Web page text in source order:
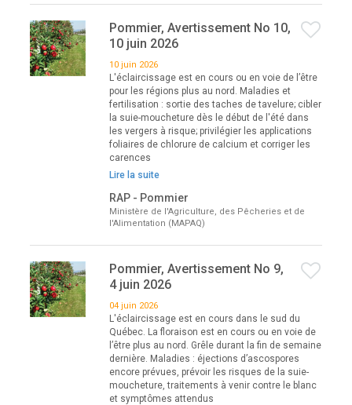
Pommier, Avertissement No 10,
10 juin 2026
10 juin 2026
L'éclaircissage est en cours ou en voie de l’être
pour les régions plus au nord. Maladies et
fertilisation : sortie des taches de tavelure; cibler
la suie-moucheture dès le début de l'été dans
les vergers à risque; privilégier les applications
foliaires de chlorure de calcium et corriger les
carences
Lire la suite
RAP - Pommier
Ministère de l'Agriculture, des Pêcheries et de
l'Alimentation (MAPAQ)
Pommier, Avertissement No 9,
4 juin 2026
04 juin 2026
L'éclaircissage est en cours dans le sud du
Québec. La floraison est en cours ou en voie de
l’être plus au nord. Grêle durant la fin de semaine
dernière. Maladies : éjections d’ascospores
encore prévues, prévoir les risques de la suie-
moucheture, traitements à venir contre le blanc
et symptômes attendus